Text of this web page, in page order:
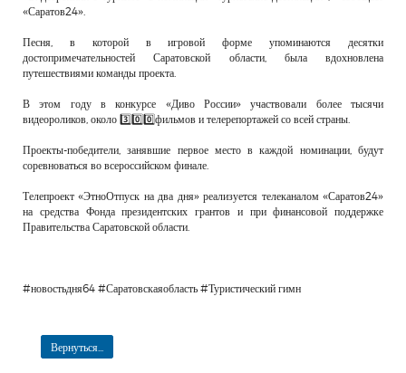
«Саратов24».
Песня, в которой в игровой форме упоминаются десятки
достопримечательностей Саратовской области, была вдохновлена
путешествиями команды проекта.
В этом году в конкурсе «Диво России» участвовали более тысячи
видеороликов, около 3️⃣0️⃣0️⃣фильмов и телерепортажей со всей страны.
Проекты-победители, занявшие первое место в каждой номинации, будут
соревноваться во всероссийском финале.
Телепроект «ЭтноОтпуск на два дня» реализуется телеканалом «Саратов24»
на средства Фонда президентских грантов и при финансовой поддержке
Правительства Саратовской области.
#новостьдня64 #Саратовскаяобласть #Туристический гимн
Вернуться...